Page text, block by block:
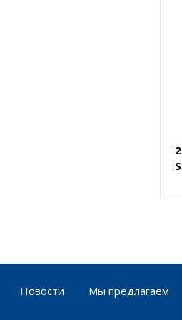
Новости
Мы предлагаем